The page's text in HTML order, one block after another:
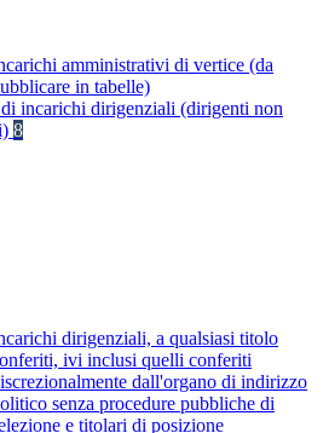
amministrativi di vertice (da
in tabelle)
incarichi dirigenziali (dirigenti non
8
dirigenziali, a qualsiasi titolo
ivi inclusi quelli conferiti
dall'organo di indirizzo
senza procedure pubbliche di
e titolari di posizione